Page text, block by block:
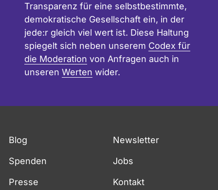
Transparenz für eine selbstbestimmte,
demokratische Gesellschaft ein, in der
jede:r gleich viel wert ist. Diese Haltung
spiegelt sich neben unserem Codex für
die Moderation von Anfragen auch in
unseren Werten wider.
Blog Newsletter
Spenden Jobs
Presse Kontakt